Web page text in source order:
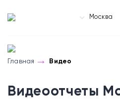
Москва
Главная Видео
Видеоотчеты